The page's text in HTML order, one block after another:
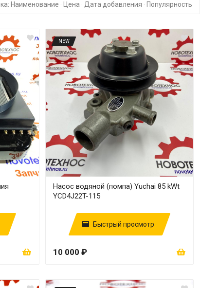
Наименование · Цена · Дата добавления · Популярность
NEW
Насос водяной (помпа) Yuchai 85 kWt
YCD4J22T-115
Быстрый просмотр
10 000 ₽